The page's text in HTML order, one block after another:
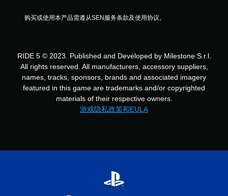
购买或使用本产品需遵从SEN服务条款及使用协议。
RIDE 5 © 2023. Published and Developed by Milestone S.r.l.
All rights reserved. All manufacturers, accessory suppliers,
names, tracks, sponsors, brands and associated imagery
featured in this game are trademarks and/or copyrighted
materials of their respective owners.
游戏隐私政策和EULA